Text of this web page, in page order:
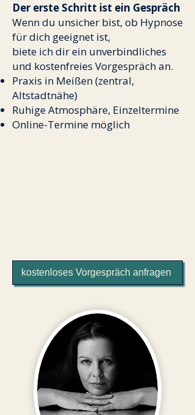
Der erste Schritt ist ein Gespräch
Wenn du unsicher bist, ob Hypnose
für dich geeignet ist,
biete ich dir ein unverbindliches
und kostenfreies Vorgespräch an.
Praxis in Meißen (zentral,
Altstadtnähe)
Ruhige Atmosphäre, Einzeltermine
Online-Termine möglich
kostenloses Vorgespräch anfragen